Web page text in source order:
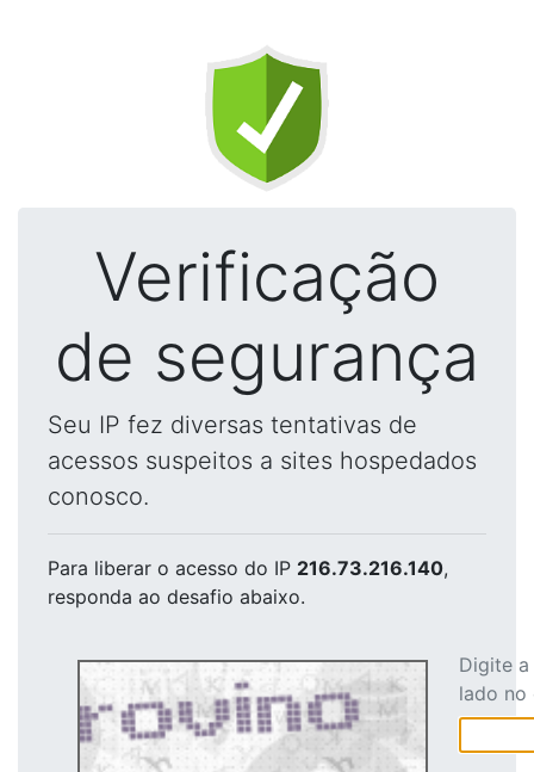
Verificação
de segurança
Seu IP fez diversas tentativas de
acessos suspeitos a sites hospedados
conosco.
Para liberar o acesso do IP 216.73.216.140,
responda ao desafio abaixo.
Digite
lado no